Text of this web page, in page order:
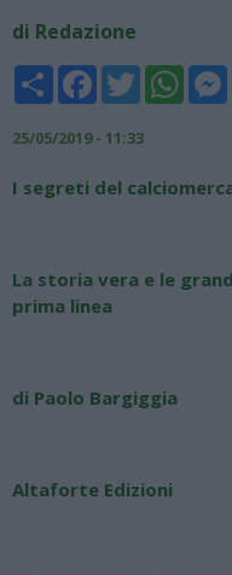
di Redazione
Share FacebookTwitter
25/05/2019 - 11:33
I segreti del
La storia vera e le
prima linea
di Paolo Bargiggia
Altaforte Edizioni